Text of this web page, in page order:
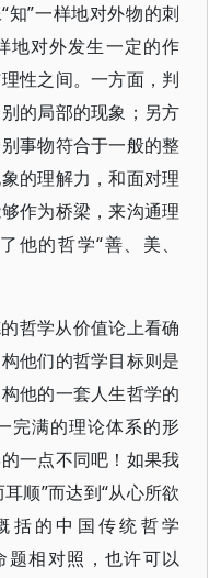
知”一样地对外物的刺
地对外发生一定的作
性之间。一方面，判
的局部的现象；另方
事物符合于一般的整
的理解力，和面对理
作为桥梁，来沟通理
他的哲学“善、美、
哲学从价值论上看确
他们的哲学目标则是
他的一套人生哲学的
完满的理论体系的形
一点不同吧！如果我
顺”而达到“从心所欲
括的中国传统哲学
题相对照，也许可以